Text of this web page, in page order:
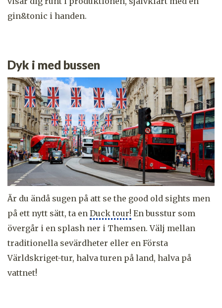
gin&tonic i handen.
Dyk i med bussen
Är du ändå sugen på att se the good old sights men
på ett nytt sätt, ta en Duck tour! En busstur som
övergår i en splash ner i Themsen. Välj mellan
traditionella sevärdheter eller en Första
Världskriget-tur, halva turen på land, halva på
vattnet!